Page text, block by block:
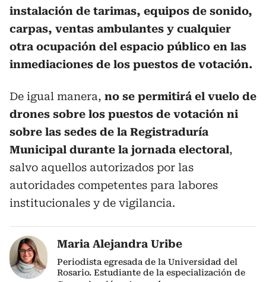
instalación de tarimas, equipos de sonido,
carpas, ventas ambulantes y cualquier
otra ocupación del espacio público en las
inmediaciones de los puestos de votación.
De igual manera, no se permitirá el vuelo de
drones sobre los puestos de votación ni
sobre las sedes de la Registraduría
Municipal durante la jornada electoral,
salvo aquellos autorizados por las
autoridades competentes para labores
institucionales y de vigilancia.
Maria Alejandra Uribe
Periodista egresada de la Universidad del
Rosario. Estudiante de la especialización de